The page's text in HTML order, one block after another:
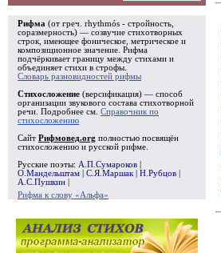
Рифма (от греч. rhythmós - стройность,
соразмерность) — созвучие стихотворных
строк, имеющее фоническое, метрическое и
композиционное значение. Рифма
подчёркивает границу между стихами и
объединяет стихи в строфы
Словарь разновидностей рифмы
Стихосложение (версификация) — способ
организации звукового состава стихотворной
речи. Подробнее см. Справочник по
стихосложению
Сайт Рифмовед.org полностью посвящён
стихосложению и русской рифме.
Русские поэты: А.П.Сумароков
О.Мандельштам
С.Я.Маршак Н.Рубцов
А.С.Пушкин
Рифма к слову «Альфа»